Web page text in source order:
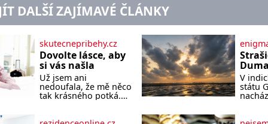
DALŠÍ ZAJÍMAVÉ ČLÁNKY
skutecnepribehy.cz
Dovolte lásce, aby
si vás našla
Už jsem ani
nedoufala, že mě něco
tak krásného potká.
písek
ze
zlo?
V
státu